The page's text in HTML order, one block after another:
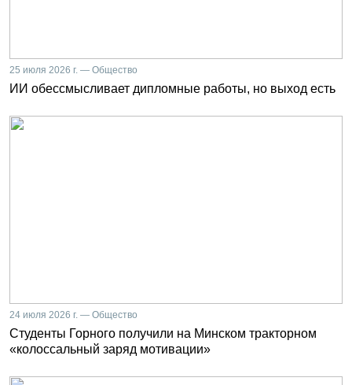
25 июля 2026 г. — Общество
ИИ обессмысливает дипломные работы, но выход есть
24 июля 2026 г. — Общество
Студенты Горного получили на Минском тракторном
«колоссальный заряд мотивации»